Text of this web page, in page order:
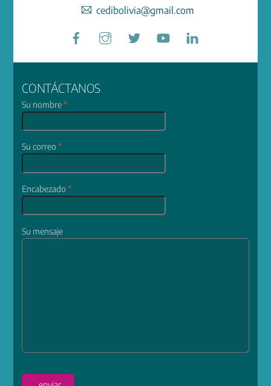
cedibolivia@gmail.com
Facebook
CONTÁCTANOS
Su nombre*
Su correo*
Encabezado*
Su mensaje